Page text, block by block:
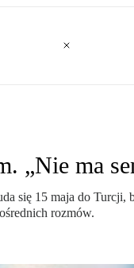
„Nie ma
się 15 maja do
rozmów.